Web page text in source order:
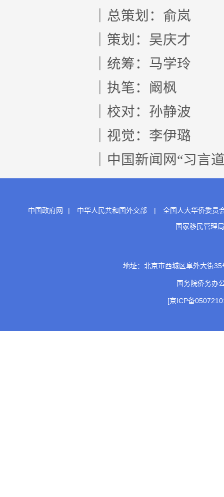
｜总策划：俞岚
｜策划：吴庆才
｜统筹：马学玲
｜执笔：阚枫
｜校对：孙静波
｜视觉：李伊璐
｜中国新闻网“习言
中国政府网 | 中华人民共和国外交部 |
全国人大华侨委员
国家移民管理局
地址：北京市西城区阜外大街
国务院侨务
[京ICP备